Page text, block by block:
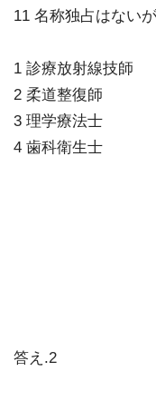
11 名称独占はない
1 診療放射線技師
2 柔道整復師
3 理学療法士
4 歯科衛生士
答え.2